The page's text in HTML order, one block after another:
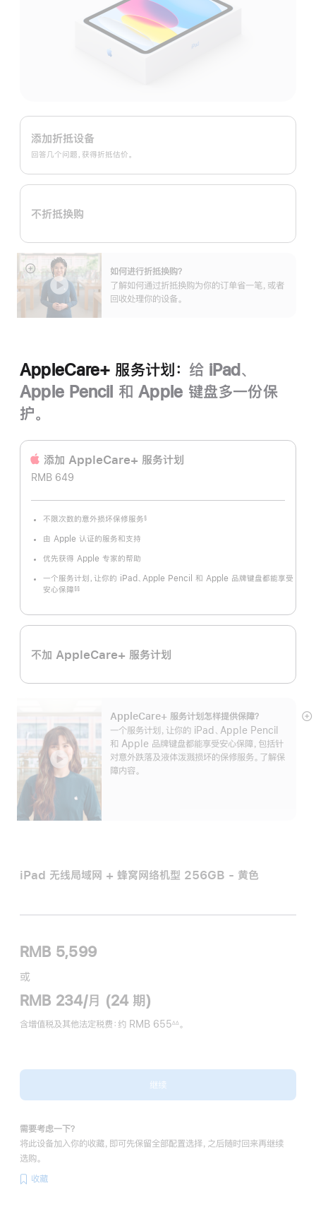
Apple
Trade
换
购
划：
添加折抵设备
回答几个问题，获得折抵估价。
不折抵换购
如何进行折抵换购？
了解如何通过折抵换购为你的订单省一笔，或者
回收处理你的设备。
展
AppleCare+ 服务计划： 给 iPad、
Apple Pencil 和 Apple 键盘多一份保
护。
添加 AppleCare+ 服务计‍划
RMB 649
不限次数的意外损坏保修服务 §
由 Apple 认证的服务和支持
优先获得 Apple 专家的帮助
一个服务计划，让你的 iPad、Apple Pencil 和 Apple 品牌键盘都能享受
安心保障 §§
不加 AppleCare+ 服务计划
AppleCare+ 服务计划怎样提供保⁠障？
一个服务计划，让你的 iPad、Apple Pencil
和 Apple 品牌键盘都能享受安心保障，包括针
对意外跌落及液体泼溅损坏的保修服务。了解保
障内容。
展
iPad 无线局域网 + 蜂窝网络机型 256GB - 黄色
RMB 5,599
或
RMB 234/月 (24 期)
含增值税及其他法定税费 ：约 RMB 655∆∆ 。
继续
需要考虑一下？
将此设备加入你的收藏，即可先保留全部配置选择，之后随时回来再继续
选购。
收藏